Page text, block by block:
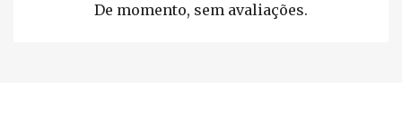
De momento, sem avaliações.